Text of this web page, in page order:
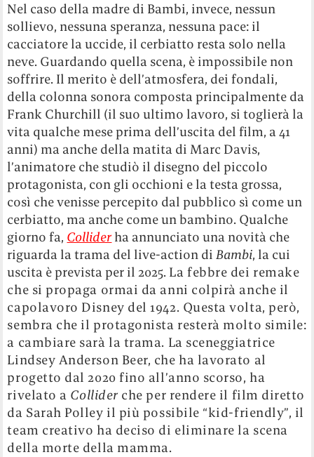
Nel caso della madre di Bambi, invece, nessun
sollievo, nessuna speranza, nessuna pace: il
cacciatore la uccide, il cerbiatto resta solo nella
neve. Guardando quella scena, è impossibile non
soffrire. Il merito è dell’atmosfera, dei fondali,
della colonna sonora composta principalmente da
Frank Churchill (il suo ultimo lavoro, si toglierà la
vita qualche mese prima dell’uscita del film, a 41
anni) ma anche della matita di Marc Davis,
l’animatore che studiò il disegno del piccolo
protagonista, con gli occhioni e la testa grossa,
così che venisse percepito dal pubblico sì come un
cerbiatto, ma anche come un bambino. Qualche
giorno fa, Collider ha annunciato una novità che
riguarda la trama del live-action diBambi, la cui
uscita è prevista per il 2025. La febbre dei remake
che si propaga ormai da anni colpirà anche il
capolavoro Disney del 1942. Questa volta, però,
sembra che il protagonista resterà molto simile:
a cambiare sarà la trama. La sceneggiatrice
Lindsey Anderson Beer, che ha lavorato al
progetto dal 2020 fino all’anno scorso, ha
rivelato a Collider che per rendere il film diretto
da Sarah Polley il più possibile “kid-friendly”, il
team creativo ha deciso di eliminare la scena
della morte della mamma.